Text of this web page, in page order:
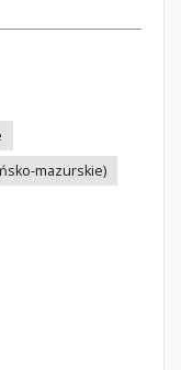
mazurskie)